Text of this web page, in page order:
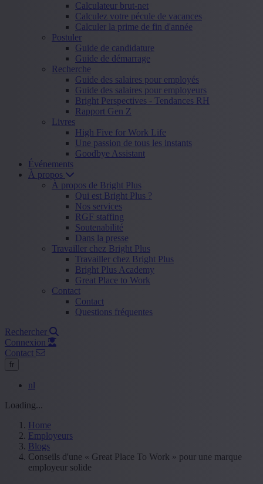
Calculateur brut-net
Calculez votre pécule de vacances
Calculer la prime de fin d'année
Postuler
Guide de candidature
Guide de démarrage
Recherche
Guide des salaires pour employés
Guide des salaires pour employeurs
Bright Perspectives - Tendances RH
Rapport Gen Z
Livres
High Five for Work Life
Une passion de tous les instants
Goodbye Assistant
Événements
À propos
À propos de Bright Plus
Qui est Bright Plus ?
Nos services
RGF staffing
Soutenabilité
Dans la presse
Travailler chez Bright Plus
Travailler chez Bright Plus
Bright Plus Academy
Great Place to Work
Contact
Contact
Questions fréquentes
Rechercher
Connexion
Contact
fr
nl
Loading...
Home
Employeurs
Blogs
Conseils d'une « Great Place To Work » pour une marque
employeur solide